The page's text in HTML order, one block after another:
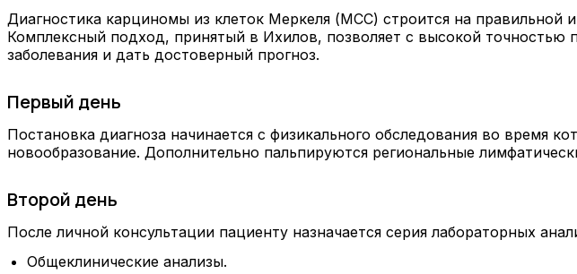
Диагностика карциномы из клеток Меркеля (MCC) строится на
Комплексный подход, принятый в Ихилов, позволяет с высокой
заболевания и дать достоверный прогноз.
Первый день
Постановка диагноза начинается с физикального обследования во время
новообразование. Дополнительно пальпируются региональные
Второй день
После личной консультации пациенту назначается серия лабораторных
Общеклинические анализы.